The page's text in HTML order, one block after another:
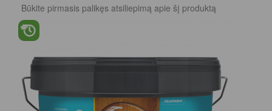
Būkite pirmasis palikęs atsiliepimą apie šį produktą